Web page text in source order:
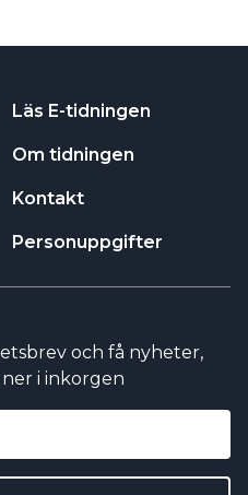
Läs E-tidningen
Om tidningen
Kontakt
Personuppgifter
och få nyheter,
i inkorgen